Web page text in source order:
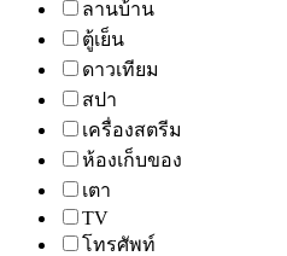
ลานบ้าน
ตู้เย็น
ดาวเทียม
สปา
เครื่องสตรีม
ห้องเก็บของ
เตา
TV
โทรศัพท์